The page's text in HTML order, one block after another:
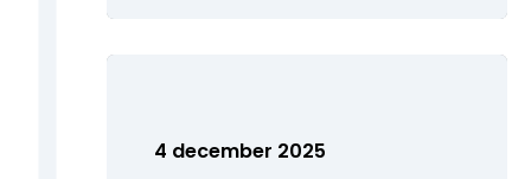
4 december 2025